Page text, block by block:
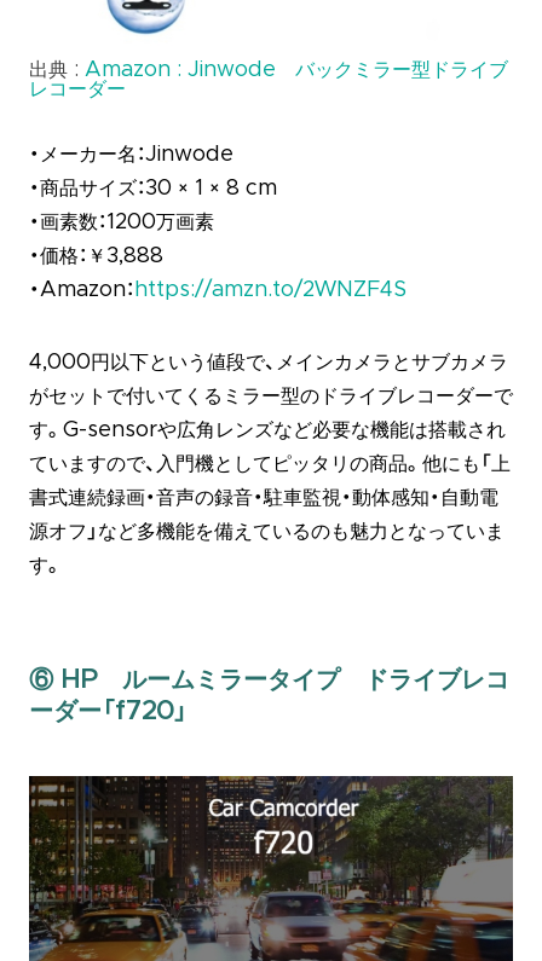
出典 : Amazon : Jinwode バックミラー型ドライブ
レコーダー
・メーカー名：Jinwode
・商品サイズ：30 × 1 × 8 cm
・画素数：1200万画素
・価格：￥3,888
・Amazon： https://amzn.to/2WNZF4S
4,000円以下という値段で、メインカメラとサブカメラ
がセットで付いてくるミラー型のドライブレコーダーで
す。G-sensorや広角レンズなど必要な機能は搭載され
ていますので、入門機としてピッタリの商品。他にも「上
書式連続録画・音声の録音・駐車監視・動体感知・自動電
源オフ」など多機能を備えているのも魅力となっていま
す。
⑥ HP ルームミラータイプ ドライブレコ
ーダー「f720」